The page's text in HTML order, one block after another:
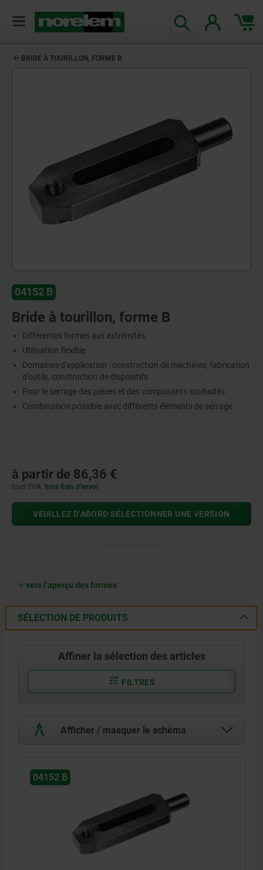
BRIDE À TOURILLON, FORME B
04152 B
Bride à tourillon, forme B
Différentes formes aux extrémités
Utilisation flexible
Domaines d'application : construction de machines, fabrication
d'outils, construction de dispositifs
Pour le serrage des pièces et des composants souhaités
Combinaison possible avec différents éléments de serrage
à partir de 86,36 €
hors TVA hors frais d’envoi
VEUILLEZ D’ABORD SÉLECTIONNER UNE VERSION
vers l’aperçu des formes
SÉLECTION DE PRODUITS
Affiner la sélection des articles
FILTRES
Afficher / masquer le schéma
04152 B